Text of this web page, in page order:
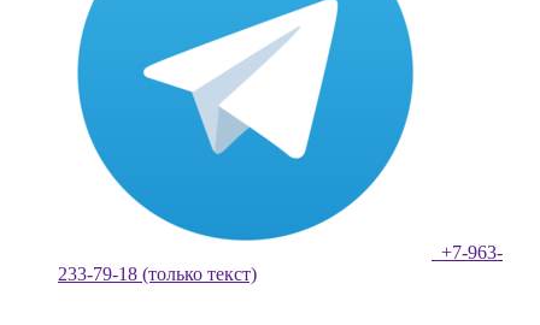
+7-963-
233-79-18 (только текст)